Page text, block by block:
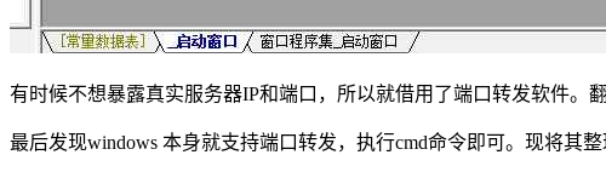
有时候不想暴露真实服务器IP和端口，所以就借用了端口转发软件。
最后发现windows 本身就支持端口转发，执行cmd命令即可。现将其